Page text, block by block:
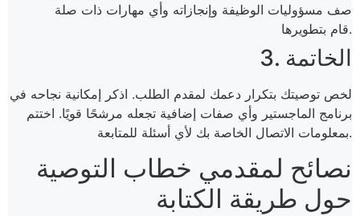
صف مسؤوليات الوظيفة وإنجازاته وأي مهارات ذات صلة
قام بتطويرها.
3. الخاتمة
لخص توصيتك بتكرار دعمك لمقدم الطلب. اذكر إمكانية نجاحه في
برنامج الماجستير وأي صفات إضافية تجعله مرشحًا قويًا. اختتم
بمعلومات الاتصال الخاصة بك لأي أسئلة للمتابعة.
نصائح لمقدمي خطاب التوصية
حول طريقة الكتابة